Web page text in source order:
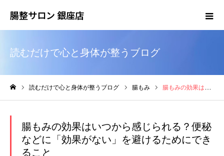
腸整サロン 銀座店
読むだけで心と身体が整うブログ
読むだけで心と身体が整うブログ 腸もみ 腸もみの効果はいつから感じられる？便秘などに「効果がない」を避けるためにできること
腸もみの効果はいつから感じられる？便秘
などに「効果がない」を避けるためにでき
ること